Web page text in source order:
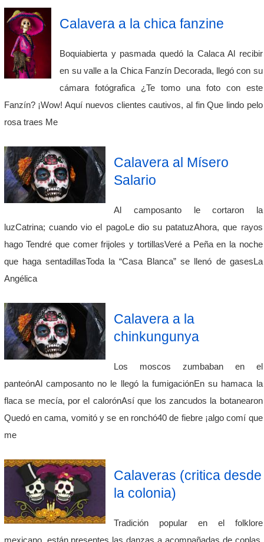
Calavera a la chica fanzine
Boquiabierta y pasmada quedó la Calaca Al recibir
en su valle a la Chica Fanzín Decorada, llegó con su
cámara fotógrafica ¿Te tomo una foto con este
Fanzín? ¡Wow! Aquí nuevos clientes cautivos, al fin Que lindo pelo
rosa traes Me
Calavera al Mísero
Salario
Al camposanto le cortaron la
luzCatrina; cuando vio el pagoLe dio su patatuzAhora, que rayos
hago Tendré que comer frijoles y tortillasVeré a Peña en la noche
que haga sentadillasToda la “Casa Blanca” se llenó de gasesLa
Angélica
Calavera a la
chinkungunya
Los moscos zumbaban en el
panteónAl camposanto no le llegó la fumigaciónEn su hamaca la
flaca se mecía, por el calorónAsí que los zancudos la botanearon
Quedó en cama, vomitó y se en ronchó40 de fiebre ¡algo comí que
me
Calaveras (critica desde
la colonia)
Tradición popular en el folklore